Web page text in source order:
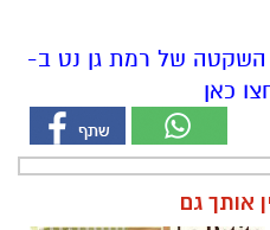
של רמת גן נט ב-
אותך גם